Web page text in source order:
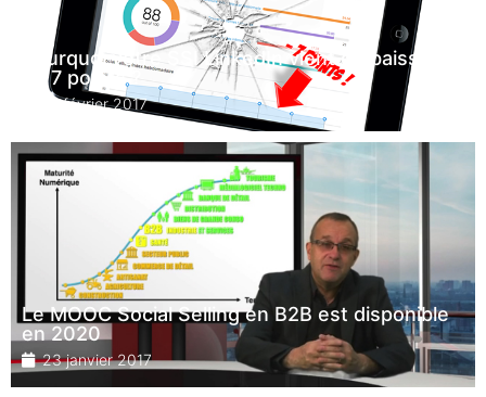
Pourquoi votre SSI LinkedIn vient de baisser
de 7 points ?
14 février 2017
Le MOOC Social Selling en B2B est disponible
en 2020
23 janvier 2017